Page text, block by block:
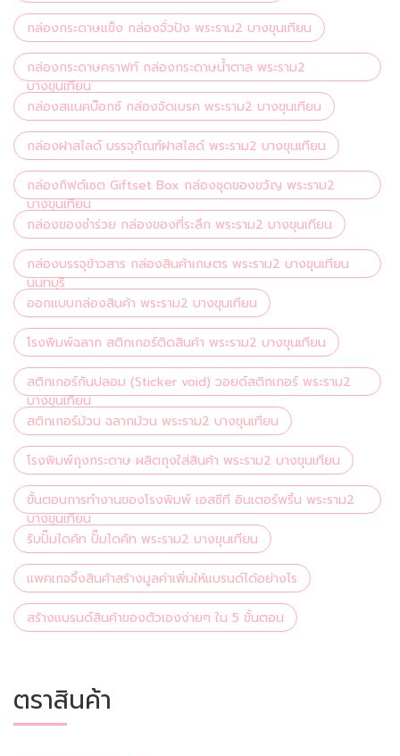
กล่องกระดาษแข็ง กล่องจั่วปัง พระราม2 บางขุนเทียน
กล่องกระดาษคราฟท์ กล่องกระดาษน้ำตาล พระราม2
บางขุนเทียน
กล่องสแนคบ๊อกซ์ กล่องจัดเบรค พระราม2 บางขุนเทียน
กล่องฝาสไลด์ บรรจุภัณฑ์ฝาสไลด์ พระราม2 บางขุนเทียน
กล่องกิฟต์เซต Giftset Box กล่องชุดของขวัญ พระราม2
บางขุนเทียน
กล่องของชำร่วย กล่องของที่ระลึก พระราม2 บางขุนเทียน
กล่องบรรจุข้าวสาร กล่องสินค้าเกษตร พระราม2 บางขุนเทียน
นนทบุรี
ออกแบบกล่องสินค้า พระราม2 บางขุนเทียน
โรงพิมพ์ฉลาก สติกเกอร์ติดสินค้า พระราม2 บางขุนเทียน
สติกเกอร์กันปลอม (Sticker void) วอยด์สติกเกอร์ พระราม2
บางขุนเทียน
สติกเกอร์ม้วน ฉลากม้วน พระราม2 บางขุนเทียน
โรงพิมพ์ถุงกระดาษ ผลิตถุงใส่สินค้า พระราม2 บางขุนเทียน
ขั้นตอนการทำงานของโรงพิมพ์ เอสซีที อินเตอร์พริ้น พระราม2
บางขุนเทียน
รับปั๊มไดคัท ปั๊มไดคัท พระราม2 บางขุนเทียน
แพคเกจจิ้งสินค้าสร้างมูลค่าเพิ่มให้แบรนด์ได้อย่างไร
สร้างแบรนด์สินค้าของตัวเองง่ายๆ ใน 5 ขั้นตอน
ตราสินค้า